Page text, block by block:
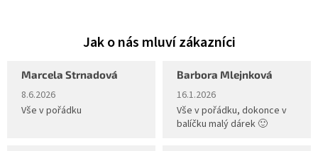
Marcela Strnadová
Hodnocení obchodu je 5 z 5 hvězdiček.
8.6.2026
Vše v pořádku
Barbora Mlejnková
Hodnocení obchodu je 5 z 5
16.1.2026
Vše v pořádku, dokonce v
balíčku malý dárek 🙂